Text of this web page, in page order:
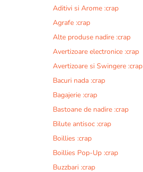
Aditivi si Arome :crap
Agrafe :crap
Alte produse nadire :crap
Avertizoare electronice :crap
Avertizoare si Swingere :crap
Bacuri nada :crap
Bagajerie :crap
Bastoane de nadire :crap
Bilute antisoc :crap
Boillies :crap
Boillies Pop-Up :crap
Buzzbari :crap